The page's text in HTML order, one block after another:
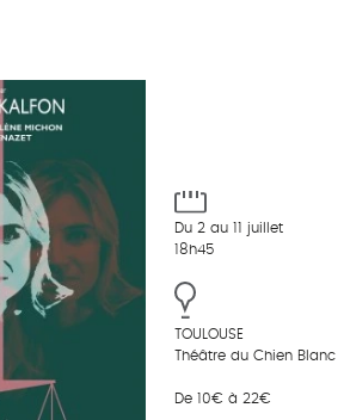
Du 2 au 11 juillet
18h45
TOULOUSE
Théâtre du Chien Blanc
De 10€ à 22€